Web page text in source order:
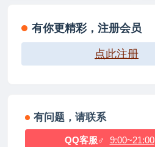
有你更精彩，注册会员
点此注册
有问题，请联系
QQ客服♂ 9:00~21:00